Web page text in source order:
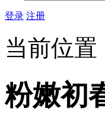
登录 注册
当前位置
粉嫩初